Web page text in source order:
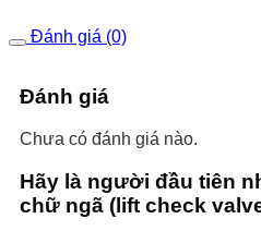
Đánh giá (0)
Đánh giá
Chưa có đánh giá nào.
Hãy là người đầu tiên
chữ ngã (lift check